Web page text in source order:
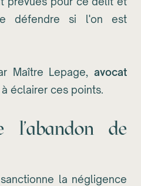
défendre si l'on est
Maître Lepage, avocat
à éclairer ces points.
l'abandon de
la négligence